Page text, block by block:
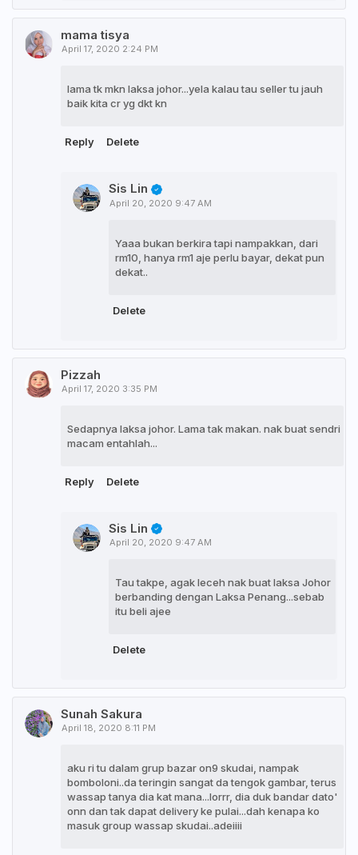
mama tisya
April 17, 2020 2:24 PM
lama tk mkn laksa johor...yela kalau tau seller tu jauh
baik kita cr yg dkt kn
Reply Delete
Sis Lin
April 20, 2020 9:47 AM
Yaaa bukan berkira tapi nampakkan, dari
rm10, hanya rm1 aje perlu bayar, dekat pun
dekat..
Delete
Pizzah
April 17, 2020 3:35 PM
Sedapnya laksa johor. Lama tak makan. nak buat sendri
macam entahlah...
Reply Delete
Sis Lin
April 20, 2020 9:47 AM
Tau takpe, agak leceh nak buat laksa Johor
berbanding dengan Laksa Penang...sebab
itu beli ajee
Delete
Sunah Sakura
April 18, 2020 8:11 PM
aku ri tu dalam grup bazar on9 skudai, nampak
bomboloni..da teringin sangat da tengok gambar, terus
wassap tanya dia kat mana...lorrr, dia duk bandar dato'
onn dan tak dapat delivery ke pulai...dah kenapa ko
masuk group wassap skudai..adeiiii